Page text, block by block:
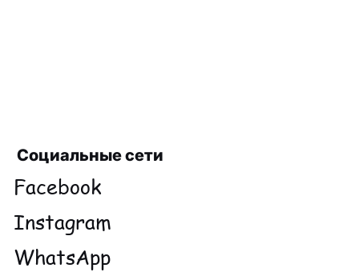
Социальные сети
Facebook
Instagram
WhatsApp